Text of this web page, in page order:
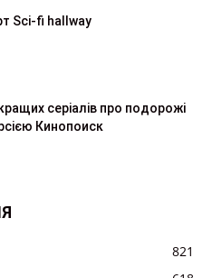
Sci-fi hallway
серіалів про подорожі
Кинопоиск
821